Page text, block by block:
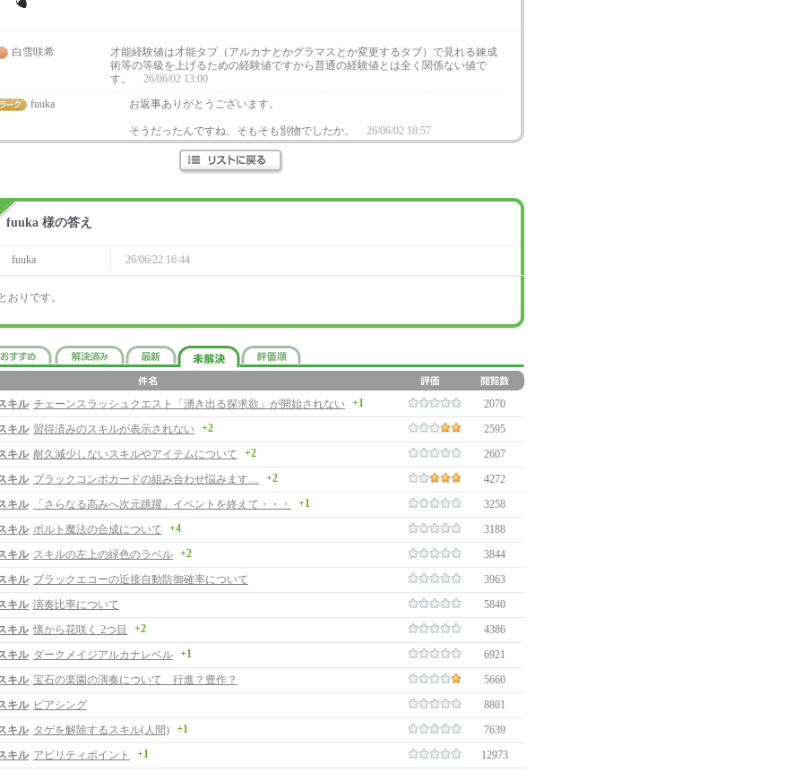
白雪咲希
才能経験値は才能タブ（アルカナとかグラマスとか変更するタブ）で見れる錬成
術等の等級を上げるための経験値ですから普通の経験値とは全く関係ない値で
す。
26/06/02 13:00
fuuka
お返事ありがとうございます。
そうだったんですね、そもそも別物でしたか。 26/06/02 18:57
fuuka 様の答え
fuuka 26/06/22 16:44
おりです。
キル チェーンスラッシュクエスト「湧き出る探求欲」が開始されない +1
2070
キル 習得済みのスキルが表示されない +2
2595
キル 耐久減少しないスキルやアイテムについて +2
2607
キル ブラックコンボカードの組み合わせ悩みます… +2
4272
キル
「さらなる高みへ次元跳躍」イベントを終えて・・・ +1
3258
キル ボルト魔法の合成について +4
3188
キル スキルの左上の緑色のラベル +2
3844
キル ブラックエコーの近接自動防御確率について
3963
キル 演奏比率について
5840
キル 懐から花咲く 2つ目 +2
4386
キル ダークメイジアルカナレベル +1
6921
キル 宝石の楽園の演奏について 行進？豊作？
5660
キル ピアシング
8801
キル タゲを解除するスキル(人間) +1
7639
キル アビリティポイント +1
12973